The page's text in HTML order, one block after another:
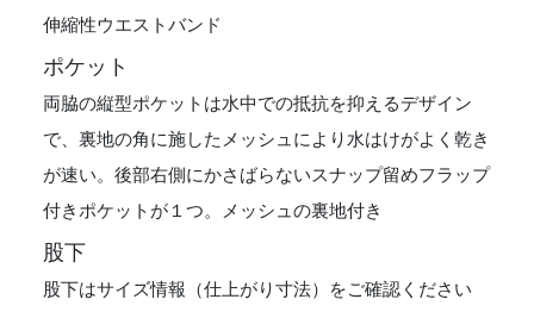
伸縮性ウエストバンド
ポケット
両脇の縦型ポケットは水中での抵抗を抑えるデザイン
で、裏地の角に施したメッシュにより水はけがよく乾き
が速い。後部右側にかさばらないスナップ留めフラップ
付きポケットが１つ。メッシュの裏地付き
股下
股下はサイズ情報（仕上がり寸法）をご確認ください